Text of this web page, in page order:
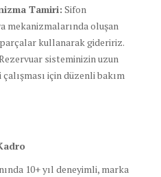
Tamiri: Sifon
mekanizmalarında oluşan
kullanarak gideririz.
sisteminizin uzun
için düzenli bakım
10+ yıl deneyimli, marka